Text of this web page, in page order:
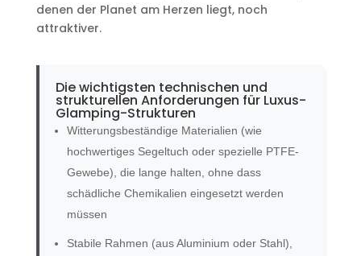
denen der Planet am Herzen liegt, noch
attraktiver.
Die wichtigsten technischen und
strukturellen Anforderungen für Luxus-
Glamping-Strukturen
Witterungsbeständige Materialien (wie
hochwertiges Segeltuch oder spezielle PTFE-
Gewebe), die lange halten, ohne dass
schädliche Chemikalien eingesetzt werden
müssen
Stabile Rahmen (aus Aluminium oder Stahl),